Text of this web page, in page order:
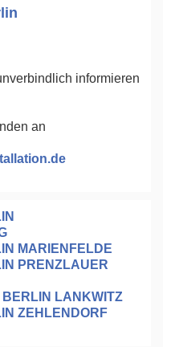
informieren
an
MARIENFELDE
PRENZLAUER
LANKWITZ
ZEHLENDORF